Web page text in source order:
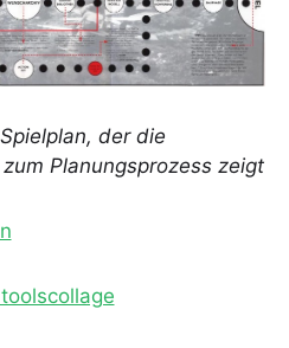
der die
Planungsprozess zeigt